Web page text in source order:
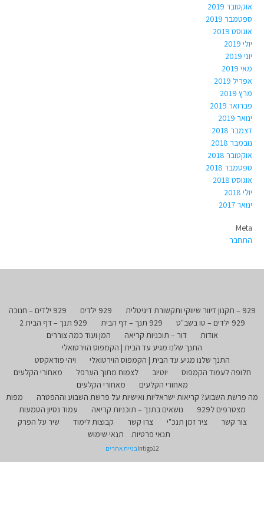
אוקטובר 2019
ספטמבר 2019
אוגוסט 2019
יולי 2019
יוני 2019
מאי 2019
אפריל 2019
מרץ 2019
פברואר 2019
ינואר 2019
דצמבר 2018
נובמבר 2018
אוקטובר 2018
ספטמבר 2018
אוגוסט 2018
יולי 2018
ינואר 2017
Meta
התחבר
929 – תקנון דיוור שיווקי ותקשורת דיגיטלית 929 ילדים
929 ילדים – חנוכה
929 ילדים – טו בשב"ט
929 תנך – דף הבית
929 תנך – דף הבית 2
אודות
דור – תוכניות קריאה
המן ועוד כמה צוררים
התנך שלנו מגיע עד הבית | הקמפוס הוירטואלי
התנך שלנו מגיע עד הבית | הקמפוס הוירטואלי
ויהי פודאקסט
חלופה לעמוד הקמפוס
יוטיוב לצמוח מתוך הערפל
מאחורי הקלעים
מאחורי הקלעים
מאחורי הקלעים
מה פרשת השבוע? קריאות ישראליות ואישיות על פרשת השבוע וההפטרה
מפות
מצטרפים ל929
נושאים בתנך – תוכניות קריאה
עמוד נסיון הטמעות
צור קשר
ציר זמן תנכ"י צרו קשר קבוצות לימוד
שיר על הפרק
תנאי פרטיות
תנאי שימוש
Intigo12בניית אתרים